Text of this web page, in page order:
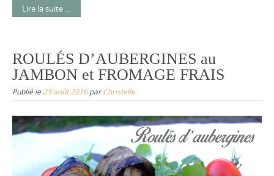
Lire la suite …
ROULÉS D’AUBERGINES au
JAMBON et FROMAGE FRAIS
Publié le23 août 2016parChristelle